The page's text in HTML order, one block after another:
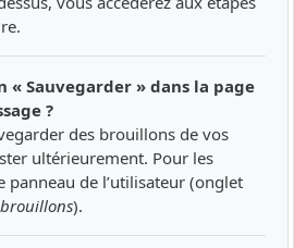
« Sauvegarder » dans la page
?
des brouillons de vos
ultérieurement. Pour les
panneau de l’utilisateur (onglet
).